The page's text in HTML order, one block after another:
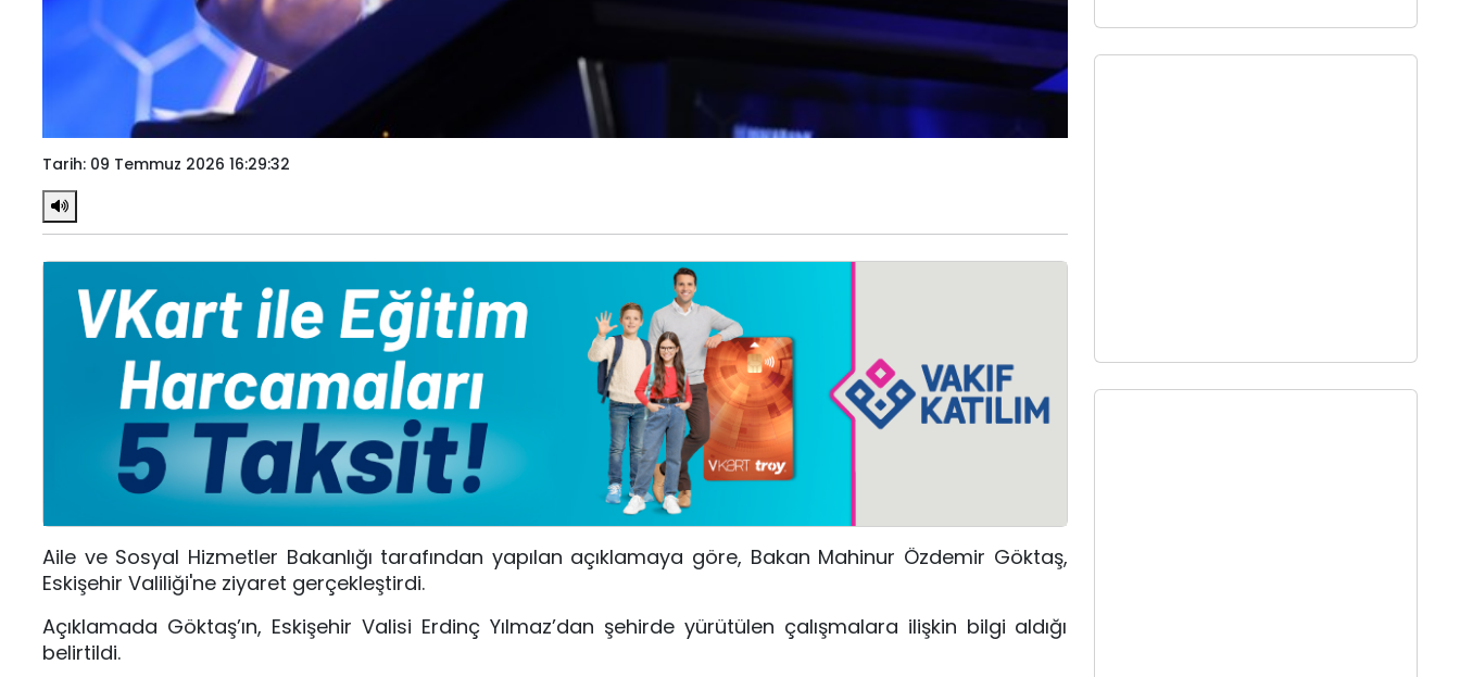
Tarih: 09 Temmuz 2026 16:29:32
Aile ve Sosyal Hizmetler Bakanlığı tarafından yapılan açıklamaya göre, Bakan Mahinur Özdemir Göktaş,
Eskişehir Valiliği'ne ziyaret gerçekleştirdi.
Açıklamada Göktaş’ın, Eskişehir Valisi Erdinç Yılmaz’dan şehirde yürütülen çalışmalara ilişkin bilgi aldığı
belirtildi.